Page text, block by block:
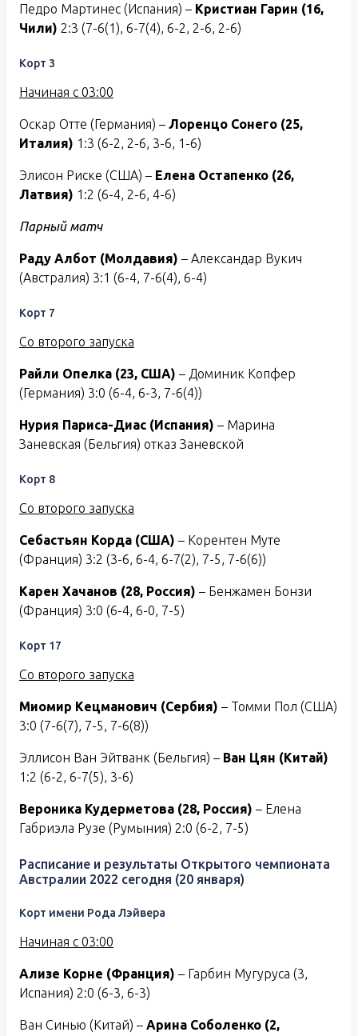
Педро Мартинес (Испания) – Кристиан Гарин (16,
Чили) 2:3 (7-6(1), 6-7(4), 6-2, 2-6, 2-6)
Корт 3
Начиная с 03:00
Оскар Отте (Германия) – Лоренцо Сонего (25,
Италия) 1:3 (6-2, 2-6, 3-6, 1-6)
Элисон Риске (США) – Елена Остапенко (26,
Латвия) 1:2 (6-4, 2-6, 4-6)
Парный матч
Раду Албот (Молдавия) – Александар Вукич
(Австралия) 3:1 (6-4, 7-6(4), 6-4)
Корт 7
Со второго запуска
Райли Опелка (23, США) – Доминик Копфер
(Германия) 3:0 (6-4, 6-3, 7-6(4))
Нурия Париса-Диас (Испания) – Марина
Заневская (Бельгия) отказ Заневской
Корт 8
Со второго запуска
Себастьян Корда (США) – Корентен Муте
(Франция) 3:2 (3-6, 6-4, 6-7(2), 7-5, 7-6(6))
Карен Хачанов (28, Россия) – Бенжамен Бонзи
(Франция) 3:0 (6-4, 6-0, 7-5)
Корт 17
Со второго запуска
Миомир Кецманович (Сербия) – Томми Пол (США)
3:0 (7-6(7), 7-5, 7-6(8))
Эллисон Ван Эйтванк (Бельгия) – Ван Цян (Китай)
1:2 (6-2, 6-7(5), 3-6)
Вероника Кудерметова (28, Россия) – Елена
Габриэла Рузе (Румыния) 2:0 (6-2, 7-5)
Расписание и результаты Открытого чемпионата
Австралии 2022 сегодня (20 января)
Корт имени Рода Лэйвера
Начиная с 03:00
Ализе Корне (Франция) – Гарбин Мугуруса (3,
Испания) 2:0 (6-3, 6-3)
Ван Синью (Китай) – Арина Соболенко (2,